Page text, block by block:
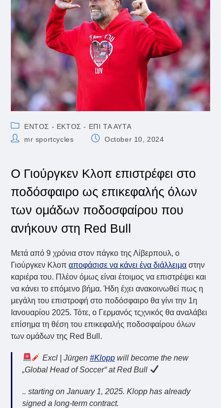
Post
category:
ΕΝΤΟΣ - ΕΚΤΟΣ - ΕΠΙ ΤΑ ΑΥΤΑ
Postmr sportcycles
PostOctober 10, 2024
Ο Γιούργκεν Κλοπ επιστρέφει στο
ποδόσφαιρο ως επικεφαλής όλων
των ομάδων ποδοσφαίρου που
ανήκουν στη Red Bull
Μετά από 9 χρόνια στον πάγκο της Λίβερπουλ, ο
Γιούργκεν Κλοπαποφάσισε να κάνει ένα διάλλειμα στην
καριέρα του. Πλέον όμως είναι έτοιμος να επιστρέψει και
να κάνει το επόμενο βήμα. Ήδη έχει ανακοινωθεί πως η
μεγάλη του επιστροφή στο ποδόσφαιρο θα γίνι την 1η
Ιανουαρίου 2025. Τότε, ο Γερμανός τςχνικός θα αναλάβει
επίσημα τη θέση του επικεφαλής ποδοσφαίρου όλων
των ομάδων της Red Bull.
Excl | Jürgen #Kloppwill become the new
„Global Head of Soccer“ at Red Bull
.. starting on January 1, 2025. Klopp has already
signed a long-term contract.